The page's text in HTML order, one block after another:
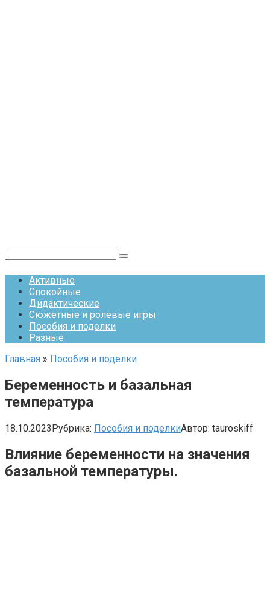
Активные
Спокойные
Дидактические
Сюжетные и ролевые игры
Пособия и поделки
Разные
Главная » Пособия и поделки
Беременность и базальная
температура
18.10.2023Рубрика: Пособия и поделкиАвтор: tauroskiff
Влияние беременности на значения
базальной температуры.